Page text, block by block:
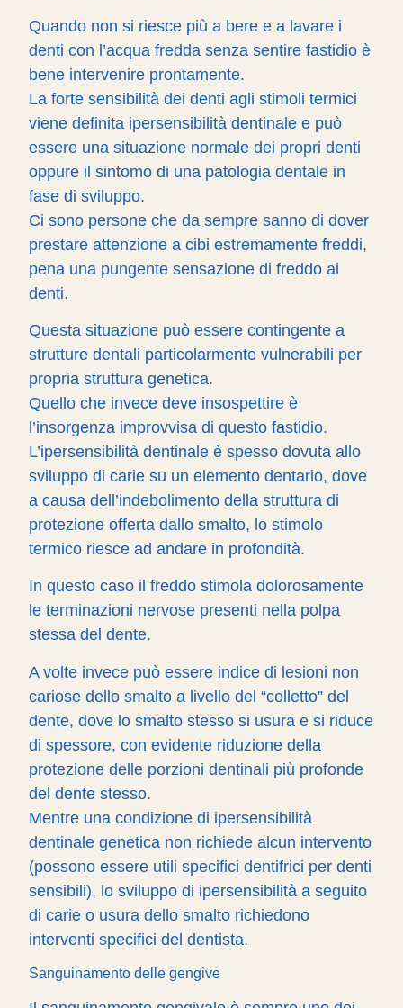
Quando non si riesce più a bere e a lavare i
denti con l’acqua fredda senza sentire fastidio è
bene intervenire prontamente.
La forte sensibilità dei denti agli stimoli termici
viene definita ipersensibilità dentinale e può
essere una situazione normale dei propri denti
oppure il sintomo di una patologia dentale in
fase di sviluppo.
Ci sono persone che da sempre sanno di dover
prestare attenzione a cibi estremamente freddi,
pena una pungente sensazione di freddo ai
denti.
Questa situazione può essere contingente a
strutture dentali particolarmente vulnerabili per
propria struttura genetica.
Quello che invece deve insospettire è
l’insorgenza improvvisa di questo fastidio.
L’ipersensibilità dentinale è spesso dovuta allo
sviluppo di carie su un elemento dentario, dove
a causa dell’indebolimento della struttura di
protezione offerta dallo smalto, lo stimolo
termico riesce ad andare in profondità.
In questo caso il freddo stimola dolorosamente
le terminazioni nervose presenti nella polpa
stessa del dente.
A volte invece può essere indice di lesioni non
cariose dello smalto a livello del “colletto” del
dente, dove lo smalto stesso si usura e si riduce
di spessore, con evidente riduzione della
protezione delle porzioni dentinali più profonde
del dente stesso.
Mentre una condizione di ipersensibilità
dentinale genetica non richiede alcun intervento
(possono essere utili specifici dentifrici per denti
sensibili), lo sviluppo di ipersensibilità a seguito
di carie o usura dello smalto richiedono
interventi specifici del dentista.
Sanguinamento delle gengive